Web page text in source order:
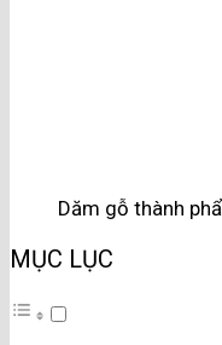
Dăm gỗ thành
MỤC LỤC